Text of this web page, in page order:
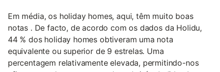
Em média, os holiday homes, aqui, têm muito boas
notas . De facto, de acordo com os dados da Holidu,
44 % dos holiday homes obtiveram uma nota
equivalente ou superior de 9 estrelas. Uma
percentagem relativamente elevada, permitindo-nos